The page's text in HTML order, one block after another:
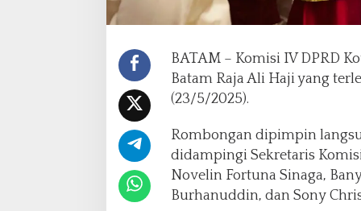
K
m
i
s
i
V
P
R
D
BATAM – Komisi IV DPRD
Batam Raja Ali Haji yang
(23/5/2025).
Rombongan dipimpin
didampingi Sekretaris
Novelin Fortuna Sinaga,
Burhanuddin, dan Sony